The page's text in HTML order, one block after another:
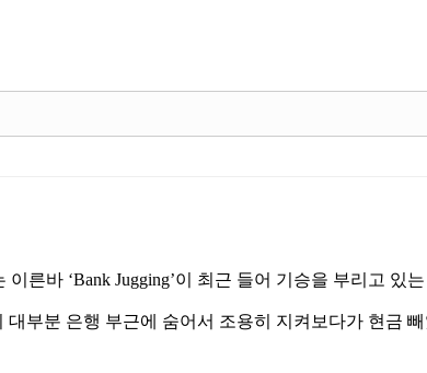
이른바 ‘Bank Jugging’이 최근 들어 기승을 부리고 있
대부분 은행 부근에 숨어서 조용히 지켜보다가 현금